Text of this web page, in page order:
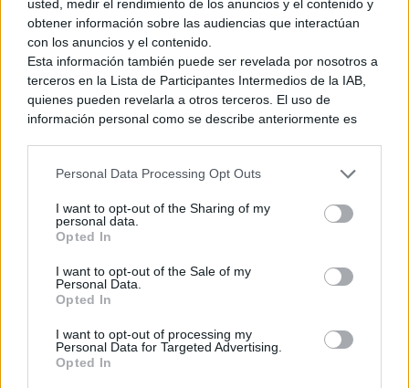
usted, medir el rendimiento de los anuncios y el contenido y
obtener información sobre las audiencias que interactúan
con los anuncios y el contenido.
Esta información también puede ser revelada por nosotros a
terceros en la Lista de Participantes Intermedios de la IAB,
quienes pueden revelarla a otros terceros. El uso de
información personal como se describe anteriormente es
generamos contenido relevante para nuestra audiencia.
recopilación y uso de datos en nuestra Política de
Privacidad.
terceros por nuestra parte, utilice la siguiente opción de
exclusión y confirme su selección. Tenga en cuenta que
después de que se procese su solicitud de exclusión, es
posible que continúe viendo anuncios basados en intereses
basados en la información personal utilizada por nosotros o
en información personal divulgada a terceros antes de su
Personal Data Processing Opt Outs
I want to opt-out of the Sharing of my
personal data.
Opted In
I want to opt-out of the Sale of my
Personal Data.
Opted In
I want to opt-out of processing my
Personal Data for Targeted Advertising.
Opted In